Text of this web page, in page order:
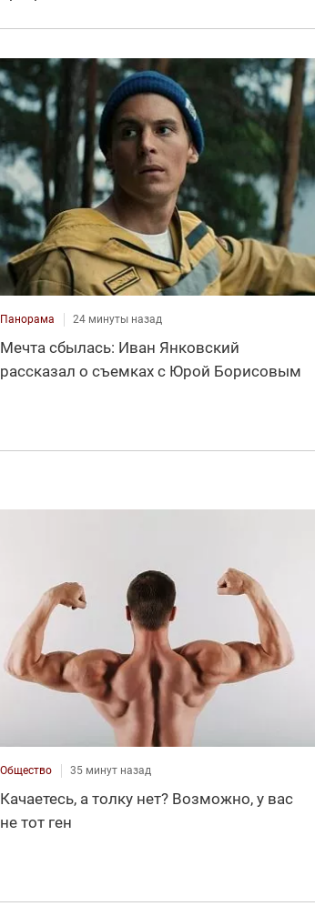
Панорама 24 минуты назад
Мечта сбылась: Иван Янковский
рассказал о съемках с Юрой Борисовым
Общество 35 минут назад
Качаетесь, а толку нет? Возможно, у вас
не тот ген